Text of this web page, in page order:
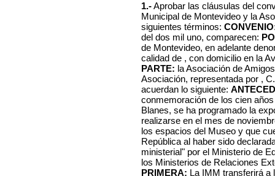
1.-Aprobar las cláusulas del
Municipal de Montevideo y la
siguientes términos:
del dos mil uno, comparecen:
de Montevideo, en adelante
calidad de , con domicilio en la
PARTE: la Asociación de
Asociación, representada por ,
acuerdan lo siguiente:
conmemoración de los cien
Blanes, se ha programado la
realizarse en el mes de
los espacios del Museo y que
República al haber sido
ministerial" por el Ministerio de
los Ministerios de Relaciones
PRIMERA: La IMM transferirá a